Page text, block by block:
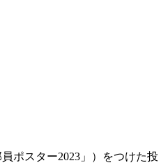
ポスター2023」）をつけた投